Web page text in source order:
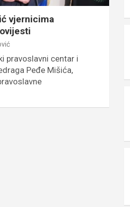
vjernicima
pravoslavni centar i
Peđe Mišića,